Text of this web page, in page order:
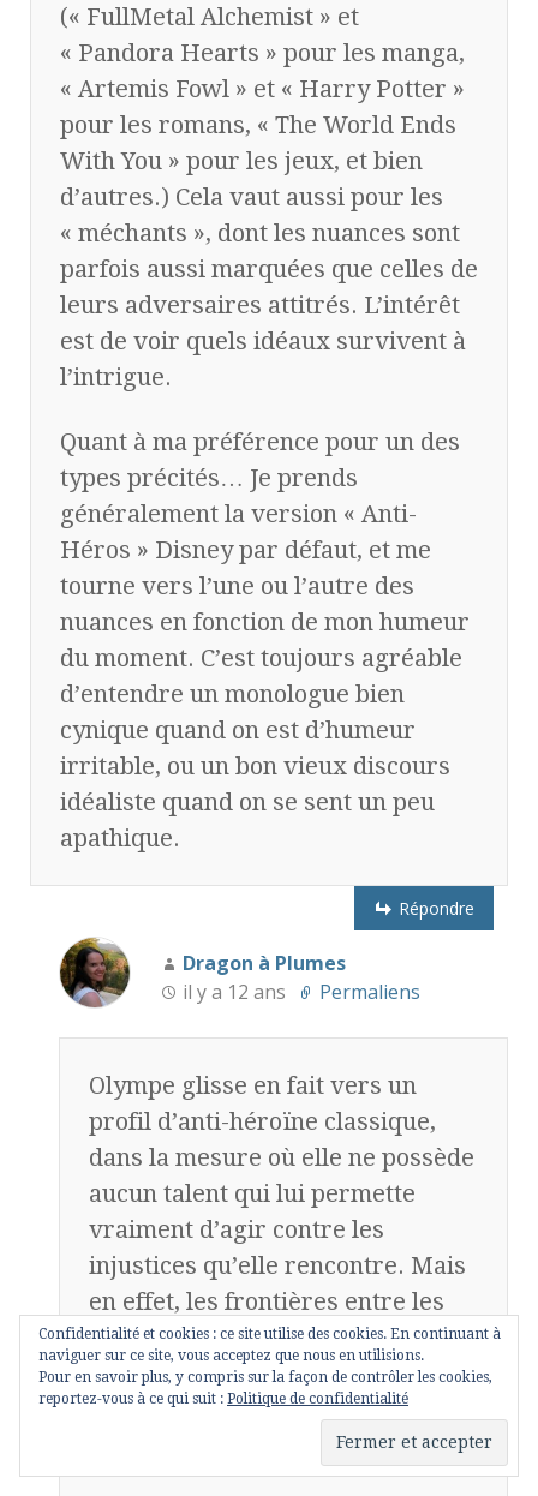
(« FullMetal Alchemist » et
« Pandora Hearts » pour les manga,
« Artemis Fowl » et « Harry Potter »
pour les romans, « The World Ends
With You » pour les jeux, et bien
d’autres.) Cela vaut aussi pour les
« méchants », dont les nuances sont
parfois aussi marquées que celles de
leurs adversaires attitrés. L’intérêt
est de voir quels idéaux survivent à
l’intrigue.
Quant à ma préférence pour un des
types précités… Je prends
généralement la version « Anti-
Héros » Disney par défaut, et me
tourne vers l’une ou l’autre des
nuances en fonction de mon humeur
du moment. C’est toujours agréable
d’entendre un monologue bien
cynique quand on est d’humeur
irritable, ou un bon vieux discours
idéaliste quand on se sent un peu
apathique.
Répondre
Dragon à Plumes
il y a 12 ans
Permaliens
Olympe glisse en fait vers un
profil d’anti-héroïne classique,
dans la mesure où elle ne possède
aucun talent qui lui permette
vraiment d’agir contre les
injustices qu’elle rencontre. Mais
en effet, les frontières entre les
genres restent poreuses et il va
de soi que ce qu’il y a de plus
intéressant dans un personnage,
c’est souvent son évolution !
Confidentialité et cookies : ce site utilise des cookies. En continuant à
naviguer sur ce site, vous acceptez que nous en utilisions.
Pour en savoir plus, y compris sur la façon de contrôler les cookies,
reportez-vous à ce qui suit : Politique de confidentialité